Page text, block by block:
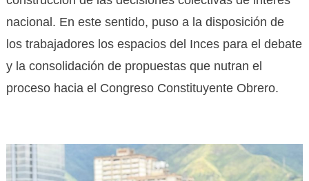
nacional. En este sentido, puso a la disposición de
los trabajadores los espacios del Inces para el debate
y la consolidación de propuestas que nutran el
proceso hacia el Congreso Constituyente Obrero.